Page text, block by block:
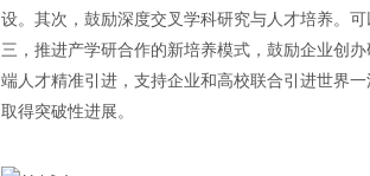
设。其次，鼓励深度交叉学科研究与人才培养。
三，推进产学研合作的新培养模式，鼓励企业创
端人才精准引进，支持企业和高校联合引进世界
取得突破性进展。